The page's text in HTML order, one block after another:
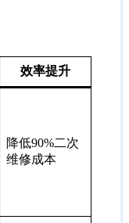
效率提升
降低90%二次
维修成本